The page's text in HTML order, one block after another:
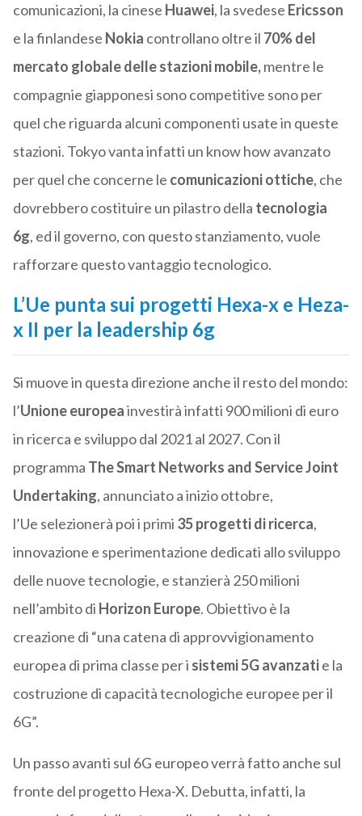
comunicazioni, la cinese Huawei, la svedese Ericsson
e la finlandese Nokia controllano oltre il 70% del
mercato globale delle stazioni mobile,mentre le
compagnie giapponesi sono competitive sono per
quel che riguarda alcuni componenti usate in queste
stazioni. Tokyo vanta infatti un know how avanzato
per quel che concerne le comunicazioni ottiche, che
dovrebbero costituire un pilastro della tecnologia
6g, ed il governo, con questo stanziamento, vuole
rafforzare questo vantaggio tecnologico.
L’Ue punta sui progetti Hexa-x e Heza-
x II per la leadership 6g
Si muove in questa direzione anche il resto del mondo:
l’Unione europeainvestirà infatti 900 milioni di euro
in ricerca e sviluppo dal 2021 al 2027. Con il
programma The Smart Networks and Service Joint
Undertaking, annunciato a inizio ottobre,
l’Ue selezionerà poi i primi 35 progetti di ricerca,
innovazione e sperimentazione dedicati allo sviluppo
delle nuove tecnologie, e stanzierà 250 milioni
nell’ambito di Horizon Europe. Obiettivo è la
creazione di “una catena di approvvigionamento
europea di prima classe per i sistemi 5G avanzatie la
costruzione di capacità tecnologiche europee per il
6G”.
Un passo avanti sul 6G europeo verrà fatto anche sul
fronte del progetto Hexa-X. Debutta, infatti, la